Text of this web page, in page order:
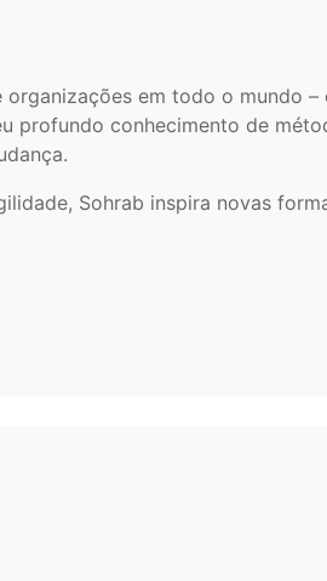
organizações em todo o mundo
profundo conhecimento de
Sohrab inspira novas